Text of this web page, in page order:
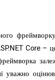
Core –
уважно